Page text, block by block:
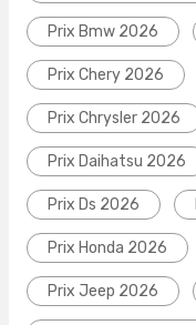
Prix Bmw 2026
Prix Chery 2026
Prix Chrysler 2026
Prix Daihatsu 2026
Prix Ds 2026
Prix Honda 2026
Prix Jeep 2026